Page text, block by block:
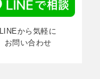
LINEから気軽に
お問い合わせ